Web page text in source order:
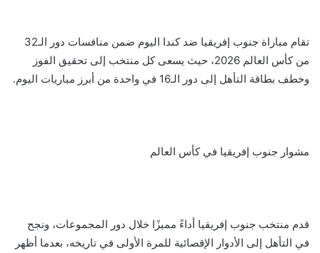
تقام مباراة جنوب إفريقيا ضد كندا اليوم ضمن منافسات دور الـ32
من كأس العالم 2026، حيث يسعى كل منتخب إلى تحقيق الفوز
وخطف بطاقة التأهل إلى دور الـ16 في واحدة من أبرز مباريات اليوم.
مشوار جنوب إفريقيا في كأس العالم
قدم منتخب جنوب إفريقيا أداءً مميزًا خلال دور المجموعات، ونجح
في التأهل إلى الأدوار الإقصائية للمرة الأولى في تاريخه، بعدما أظهر